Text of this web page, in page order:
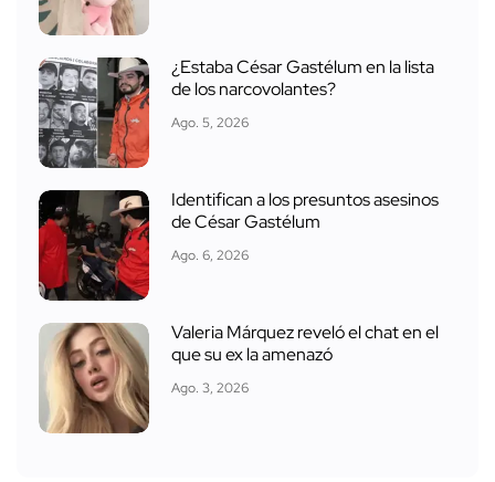
¿Estaba César Gastélum en la lista
de los narcovolantes?
Ago. 5, 2026
Identifican a los presuntos asesinos
de César Gastélum
Ago. 6, 2026
Valeria Márquez reveló el chat en el
que su ex la amenazó
Ago. 3, 2026